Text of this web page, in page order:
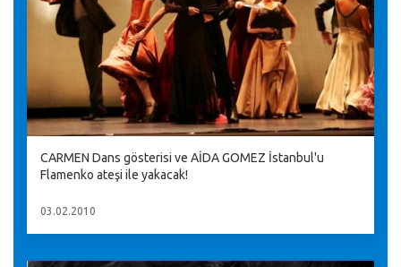
CARMEN Dans gösterisi ve AİDA GOMEZ İstanbul'u
Flamenko ateşi ile yakacak!
03.02.2010